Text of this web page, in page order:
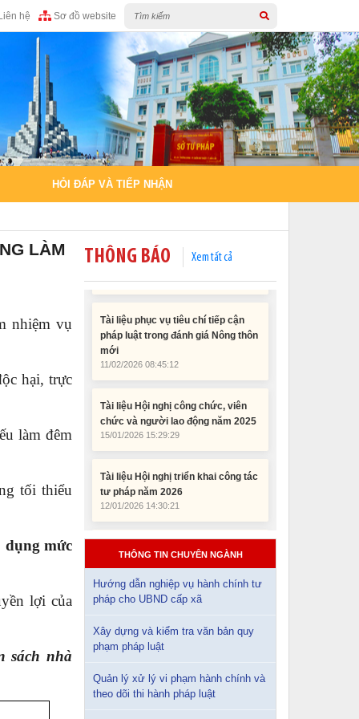
hệ Sơ đồ website
HỎI ĐÁP VÀ TIẾP NHẬN
LÀM
nhiệm vụ
hại, trực
làm đêm
tối thiểu
dụng mức
lợi của
sách nhà
THÔNG BÁO Xem tất cả
Tài liệu phục vụ tiêu chí tiếp cận
mới
11/02/2026 08:45:12
Tài liệu Hội nghị công chức, viên
15/01/2026 15:29:29
Tài liệu Hội nghị triển khai công tác
12/01/2026 14:30:21
Sổ tay tìm hiểu các quy định pháp
pháp luật thuế thu nhập cá nhân
10/01/2026 15:22:31
Đắk Lắk: Quyết tâm thực hiện hiệu
đến năm 2030
24/10/2025 17:14:42
Tài liệu phục vụ tiêu chí tiếp cận
pháp luật trong đánh giá Nông thôn
THÔNG TIN CHUYÊN NGÀNH
Hướng dẫn nghiệp vụ hành chính tư
pháp cho UBND cấp xã
Xây dựng và kiểm tra văn bản quy
phạm pháp luật
Quản lý xử lý vi phạm hành chính và
theo dõi thi hành pháp luật